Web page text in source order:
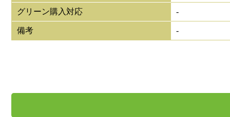
グリーン購入対応 -
備考 -